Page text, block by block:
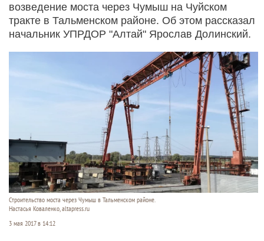
возведение моста через Чумыш на Чуйском
тракте в Тальменском районе. Об этом рассказал
начальник УПРДОР "Алтай" Ярослав Долинский.
Строительство моста через Чумыш в Тальменском районе.
Настасья Коваленко, altapress.ru
3 мая 2017 в 14:12